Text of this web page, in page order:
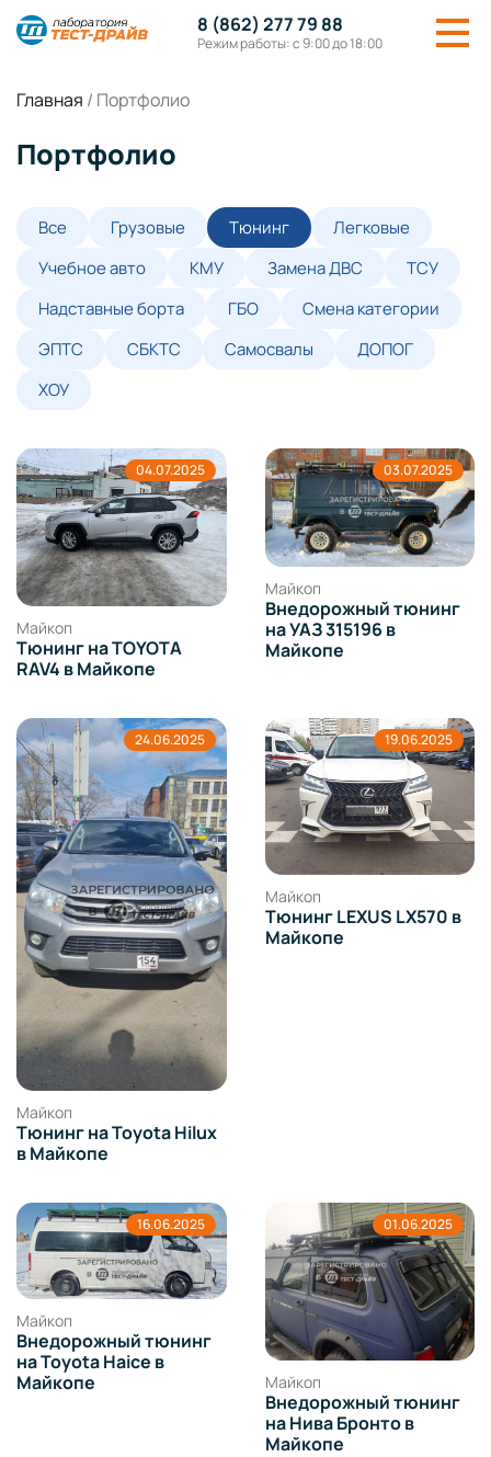
8 (862) 277 79 88
Режим работы: с 9:00 до 18:00
Главная / Портфолио
Портфолио
Все Грузовые Тюнинг
Легковые
Учебное авто
КМУ Замена ДВС
ТСУ
Надставные борта
ГБО
Смена категории
ЭПТС
СБКТС Самосвалы
ДОПОГ
ХОУ
04.07.2025
Майкоп
Тюнинг на TOYOTA
RAV4 в Майкопе
03.07.2025
Майкоп
Внедорожный тюнинг
на УАЗ 315196 в
Майкопе
24.06.2025
Майкоп
Тюнинг на Toyota Hilux
в Майкопе
19.06.2025
Майкоп
Тюнинг LEXUS LX570 в
Майкопе
16.06.2025
Майкоп
Внедорожный тюнинг
на Toyota Haice в
Майкопе
01.06.2025
Майкоп
Внедорожный тюнинг
на Нива Бронто в
Майкопе